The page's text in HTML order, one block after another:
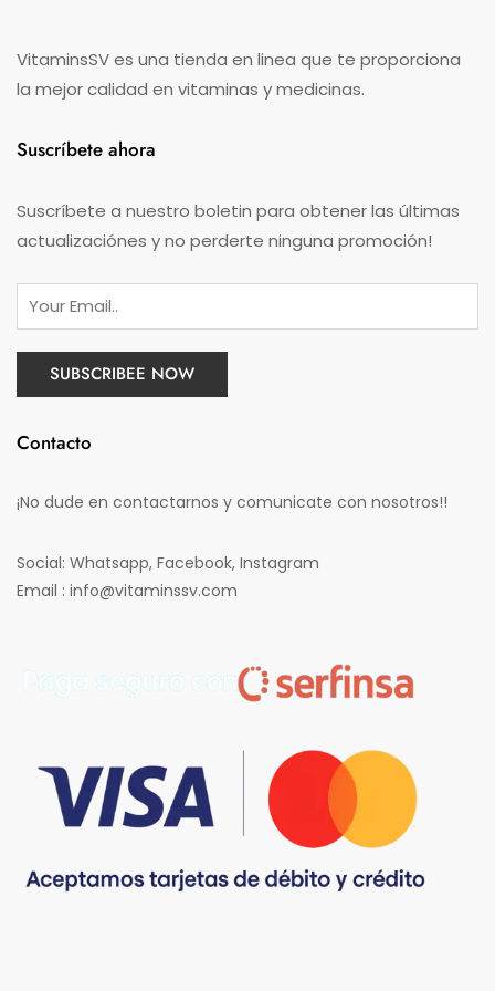
VitaminsSV es una tienda en linea que te proporciona
la mejor calidad en vitaminas y medicinas.
Suscríbete ahora
Suscríbete a nuestro boletin para obtener las últimas
actualizaciónes y no perderte ninguna promoción!
Contacto
¡No dude en contactarnos y comunicate con nosotros!!
Social: Whatsapp, Facebook, Instagram
Email : info@vitaminssv.com